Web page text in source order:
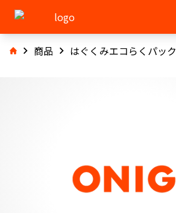
商品 はぐくみエコらくパック